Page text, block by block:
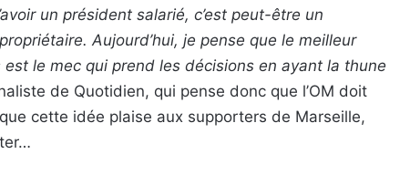
un président salarié, c’est peut-être un
Aujourd’hui, je pense que le meilleur
est le mec qui prend les décisions en ayant la thune
de Quotidien, qui pense donc que l’OM doit
cette idée plaise aux supporters de Marseille,